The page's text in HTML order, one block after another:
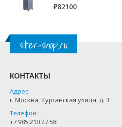
0из 5
₽82100
silter-shop.ru
КОНТАКТЫ
Адрес:
г. Москва, Курганская улица, д. 3
Телефон:
+7 985 210 27 58